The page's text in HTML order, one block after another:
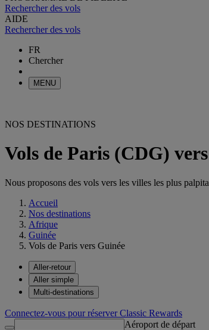
Rechercher des vols
AIDE
Rechercher des vols
FR
Chercher
MENU
NOS DESTINATIONS
Vols de Paris (CDG)
Nous proposons des vols vers les villes les plus
Accueil
Nos destinations
Afrique
Guinée
Vols de Paris vers Guinée
Aller-retour
Aller simple
Multi-destinations
Connectez-vous pour réserver Classic Rewards
Aéroport de départ